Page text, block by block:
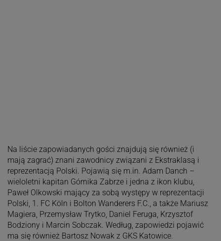
Na liście zapowiadanych gości znajdują się również (i
mają zagrać) znani zawodnicy związani z Ekstraklasą i
reprezentacją Polski. Pojawią się m.in. Adam Danch –
wieloletni kapitan Górnika Zabrzei jedna z ikon klubu,
Paweł Olkowski mający za sobą występy w reprezentacji
Polski, 1. FC Köln i Bolton Wanderers F.C., a także Mariusz
Magiera, Przemysław Trytko, Daniel Feruga, Krzysztof
Bodzionyi Marcin Sobczak. Według, zapowiedzi pojawić
ma się również Bartosz Nowakz GKS Katowice.